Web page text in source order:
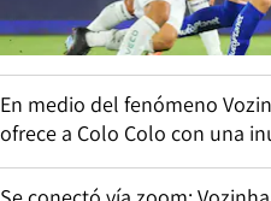
En medio del fenómeno
ofrece a Colo Colo con una